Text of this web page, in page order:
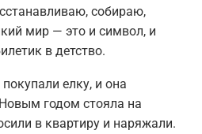
собираю,
мир — это и символ, и
в детство.
елку, и она
годом стояла на
в квартиру и наряжали.